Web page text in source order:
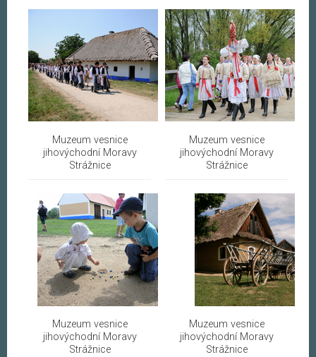
Muzeum vesnice
jihovýchodní Moravy
Strážnice
Muzeum vesnice
jihovýchodní Moravy
Strážnice
Muzeum vesnice
jihovýchodní Moravy
Strážnice
Muzeum vesnice
jihovýchodní Moravy
Strážnice